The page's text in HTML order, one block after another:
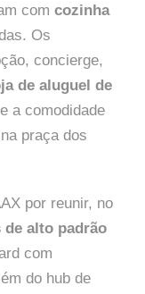
com cozinha
Os
concierge,
de aluguel de
a comodidade
praça dos
por reunir, no
de alto padrão
com
do hub de